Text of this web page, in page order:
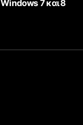
Windows 7 και 8